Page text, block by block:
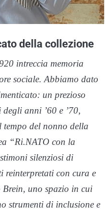
della collezione
intreccia memoria
sociale. Abbiamo dato
un prezioso
anni ’60 e ’70,
tempo del nonno della
“Ri.NATO con la
silenziosi di
reinterpretati con cura e
uno spazio in cui
strumenti di inclusione e